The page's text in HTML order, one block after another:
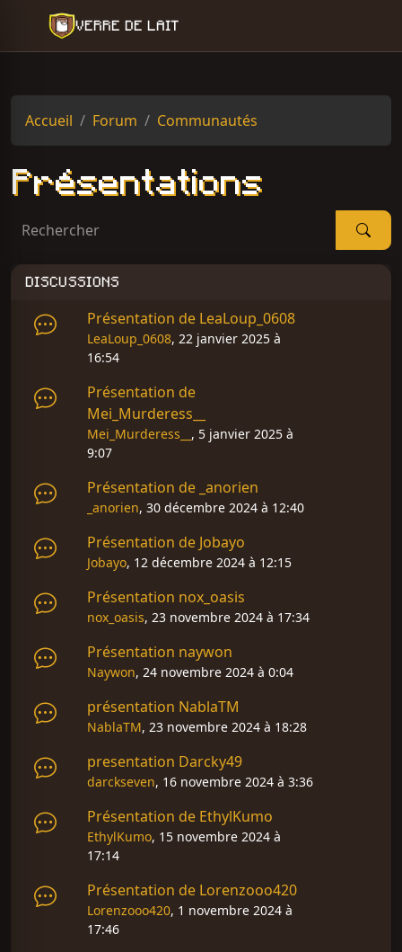
VERRE DE LAIT
Accueil Forum Communautés
Présentations
Rechercher
DISCUSSIONS
Présentation de LeaLoup_0608
LeaLoup_0608, 22 janvier 2025 à
16:54
Présentation de
Mei_Murderess__
Mei_Murderess__ , 5 janvier 2025 à
9:07
Présentation de _anorien
_anorien, 30 décembre 2024 à 12:40
Présentation de Jobayo
Jobayo, 12 décembre 2024 à 12:15
Présentation nox_oasis
nox_oasis, 23 novembre 2024 à 17:34
Présentation naywon
Naywon, 24 novembre 2024 à 0:04
présentation NablaTM
NablaTM, 23 novembre 2024 à 18:28
presentation Darcky49
darckseven, 16 novembre 2024 à 3:36
Présentation de EthylKumo
EthylKumo, 15 novembre 2024 à
17:14
Présentation de Lorenzooo420
Lorenzooo420, 1 novembre 2024 à
17:46